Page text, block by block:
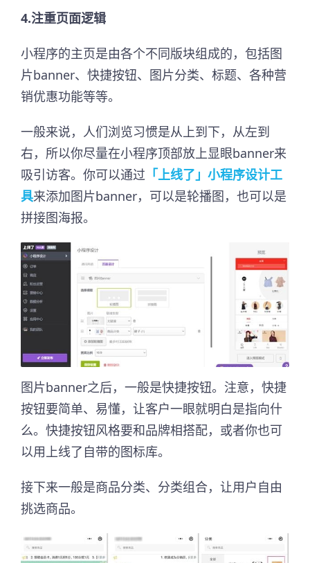
4.注重页面逻辑
小程序的主页是由各个不同版块组成的，包括图
片banner、快捷按钮、图片分类、标题、各种营
销优惠功能等等。
一般来说，人们浏览习惯是从上到下，从左到
右，所以你尽量在小程序顶部放上显眼banner来
吸引访客。你可以通过 「上线了」小程序设计工
具来添加图片banner，可以是轮播图，也可以是
拼接图海报。
图片banner之后，一般是快捷按钮。注意，快捷
按钮要简单、易懂，让客户一眼就明白是指向什
么。快捷按钮风格要和品牌相搭配，或者你也可
以用上线了自带的图标库。
接下来一般是商品分类、分类组合，让用户自由
挑选商品。